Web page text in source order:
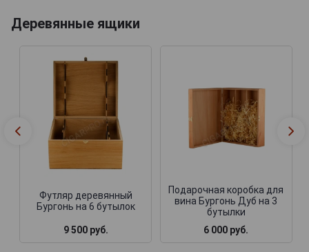
Деревянные ящики
Футляр деревянный
Бургонь на 6 бутылок
9 500 руб.
Подарочная коробка для
вина Бургонь Дуб на 3
бутылки
6 000 руб.